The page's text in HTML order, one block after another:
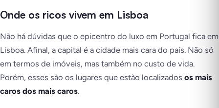
Onde os ricos vivem em Lisboa
Não há dúvidas que o epicentro do luxo em Portugal fica em
Lisboa. Afinal, a capital é a cidade mais cara do país. Não só
em termos de imóveis, mas também no custo de vida.
Porém, esses são os lugares que estão localizados os mais
caros dos mais caros.